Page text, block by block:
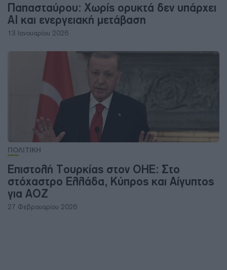
Παπασταύρου: Χωρίς ορυκτά δεν υπάρχει
ΑΙ και ενεργειακή μετάβαση
13 Ιανουαρίου 2026
ΠΟΛΙΤΙΚΗ
Επιστολή Τουρκίας στον ΟΗΕ: Στο
στόχαστρο Ελλάδα, Κύπρος και Αίγυπτος
για ΑΟΖ
27 Φεβρουαρίου 2026